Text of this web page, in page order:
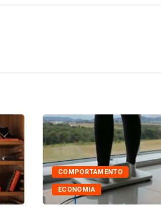
COMPORTAMENTO
ECONOMIA